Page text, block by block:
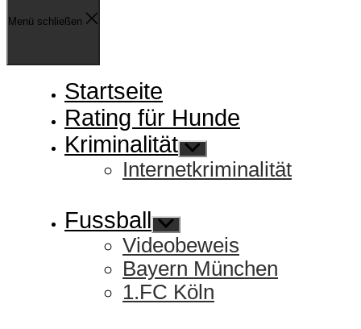
Menü schließen
Startseite
Rating für Hunde
Kriminalität Untermenü
anzeigen
Internetkriminalität
Fussball
Untermenü
anzeigen
Videobeweis
Bayern München
1.FC Köln